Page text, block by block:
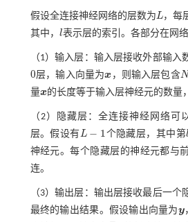
假设全连接神经网络的层数为L
L ，每
其中， l
l表示层的索引。各部分在网
（1）输入层：输入层接收外部输入
0
0层，输入向量为x
x ，则输入层包含N
N(
量x
x 的长度等于输入层神经元的数量
（2）隐藏层：全连接神经网络可
层。假设有 L − 1
L-1 个隐藏层，其中第l
l
神经元。每个隐藏层的神经元都与
连。
（3）输出层：输出层接收最后一个
最终的输出结果。假设输出向量为y
y